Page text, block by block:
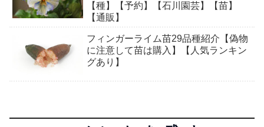
【種】【予約】【石川園芸】【苗】
【通販】
フィンガーライム苗29品種紹介【偽物
に注意して苗は購入】【人気ランキン
グあり】